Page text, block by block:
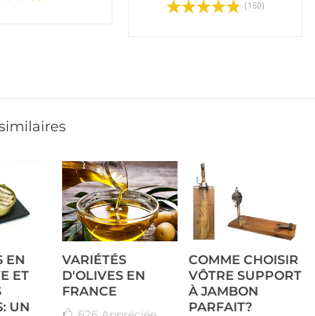
(150)
EN
ET
UN
VARIÉTÉS
D'OLIVES EN
FRANCE
COMME CHOISIR
VÔTRE SUPPORT
À JAMBON
PARFAIT?